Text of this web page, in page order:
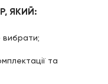
ЯКИЙ:
вибрати;
та